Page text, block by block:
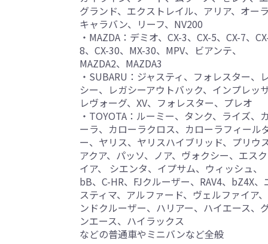
グランド、エクストレイル、アリア、オー
キャラバン、リーフ、NV200
・MAZDA：デミオ、CX-3、CX-5、CX-7、
8、CX-30、MX-30、MPV、ビアンテ、
MAZDA2、MAZDA3
・SUBARU：ジャスティ、フォレスター、
シー、レガシーアウトバック、インプレッ
レヴォーグ、XV、フォレスター、プレオ
・TOYOTA：ルーミー、タンク、ライズ、
ーラ、カローラクロス、カローラフィール
ー、ヤリス、ヤリスハイブリッド、プリウ
アクア、パッソ、ノア、ヴォクシー、エス
イア、 シエンタ、イプサム、ウィッシュ、
bB、C-HR、FJクルーザー、RAV4、bZ4X、
スティマ、アルファード、ヴェルファイア
ンドクルーザー、ハリアー、ハイエース、
ンエース、ハイラックス
などの普通車やミニバンなど全般